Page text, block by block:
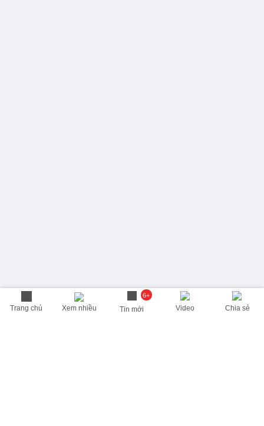
Trang chủ Xem nhiều
6+
Tin mới Video Chia sẻ